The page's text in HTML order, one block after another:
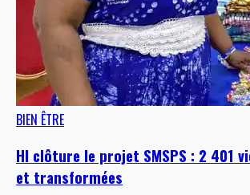
BIEN ÊTRE
HI clôture le projet SMSPS : 2 401
et transformées